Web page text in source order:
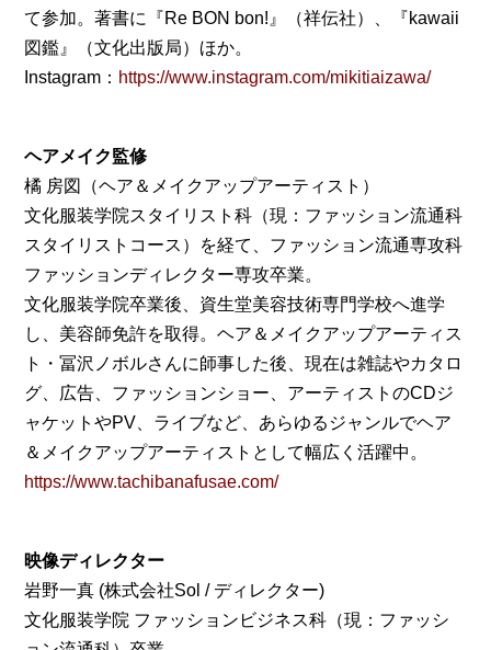
て参加。著書に『Re BON bon!』（祥伝社）、『kawaii
図鑑』（文化出版局）ほか。
Instagram： https://www.instagram.com/mikitiaizawa/
ヘアメイク監修
橘 房図（ヘア＆メイクアップアーティスト）
文化服装学院スタイリスト科（現：ファッション流通科
スタイリストコース）を経て、ファッション流通専攻科
ファッションディレクター専攻卒業。
文化服装学院卒業後、資生堂美容技術専門学校へ進学
し、美容師免許を取得。ヘア＆メイクアップアーティス
ト・冨沢ノボルさんに師事した後、現在は雑誌やカタロ
グ、広告、ファッションショー、アーティストのCDジ
ャケットやPV、ライブなど、あらゆるジャンルでヘア
＆メイクアップアーティストとして幅広く活躍中。
https://www.tachibanafusae.com/
映像ディレクター
岩野一真 (株式会社Sol / ディレクター)
文化服装学院 ファッションビジネス科（現：ファッシ